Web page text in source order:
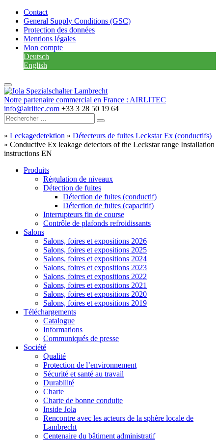
Contact
General Supply Conditions (GSC)
Protection des données
Mentions légales
Mon compte
Deutsch
English
Notre partenaire commercial en France : AIRLITEC
info@airlitec.com +33 3 28 50 19 64
» Leckagedetektion » Détecteurs de fuites Leckstar Ex (conductifs)
» Conductive Ex leakage detectors of the Leckstar range Installation
instructions EN
Produits
Régulation de niveaux
Détection de fuites
Détection de fuites (conductif)
Détection de fuites (capacitif)
Interrupteurs fin de course
Contrôle de plafonds refroidissants
Salons
Salons, foires et expositions 2026
Salons, foires et expositions 2025
Salons, foires et expositions 2024
Salons, foires et expositions 2023
Salons, foires et expositions 2022
Salons, foires et expositions 2021
Salons, foires et expositions 2020
Salons, foires et expositions 2019
Téléchargements
Catalogue
Informations
Communiqués de presse
Société
Qualité
Protection de l’environnement
Sécurité et santé au travail
Durabilité
Charte
Charte de bonne conduite
Inside Jola
Rencontre avec les acteurs de la sphère locale de
Lambrecht
Centenaire du bâtiment administratif